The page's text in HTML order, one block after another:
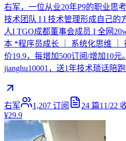
右军，一位从业20年P9的职业思
技术团队 I I 技术管理形成自己的
人I TGO成都董事会成员 I 全网
本 *程序员成长 ｜ 系统化思维 ｜
价19.9，每增加500订阅/增加10元
jianghu10001，送1年技术琐话陪跑
右军 1,207 订阅 24 篇11/22
¥29.9